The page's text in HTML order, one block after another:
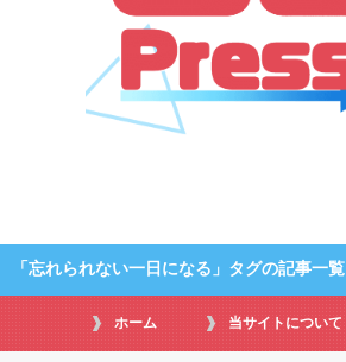
「忘れられない一日になる」タグの記事一覧
ホーム 当サイトについて